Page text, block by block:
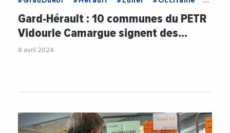
#Sommieres
#Vauvert
#CommunautePetiteCamargue
#Financement
#FlorenceBrutus
#PierreMartinez
#RegionOccitanie
#Ruralite
#TerreDeCamargue #Videos
Gard-Hérault : 10 communes du PETR
Vidourle Camargue signent des…
8 avril 2024